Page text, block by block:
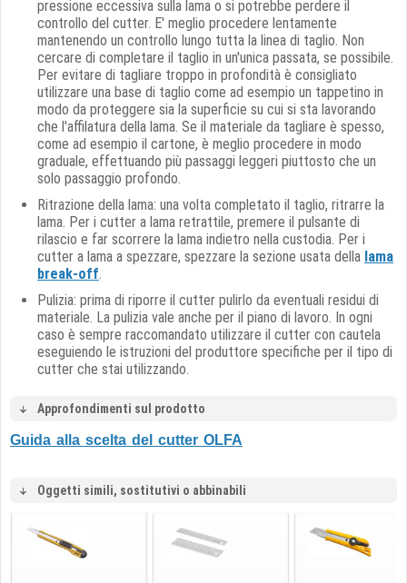
pressione eccessiva sulla lama o si potrebbe perdere il
controllo del cutter. E' meglio procedere lentamente
mantenendo un controllo lungo tutta la linea di taglio. Non
cercare di completare il taglio in un'unica passata, se possibile.
Per evitare di tagliare troppo in profondità è consigliato
utilizzare una base di taglio come ad esempio un tappetino in
modo da proteggere sia la superficie su cui si sta lavorando
che l'affilatura della lama. Se il materiale da tagliare è spesso,
come ad esempio il cartone, è meglio procedere in modo
graduale, effettuando più passaggi leggeri piuttosto che un
solo passaggio profondo.
Ritrazione della lama: una volta completato il taglio, ritrarre la
lama. Per i cutter a lama retrattile, premere il pulsante di
rilascio e far scorrere la lama indietro nella custodia. Per i
cutter a lama a spezzare, spezzare la sezione usata della lama
break-off.
Pulizia: prima di riporre il cutter pulirlo da eventuali residui di
materiale. La pulizia vale anche per il piano di lavoro. In ogni
caso è sempre raccomandato utilizzare il cutter con cautela
eseguiendo le istruzioni del produttore specifiche per il tipo di
cutter che stai utilizzando.
Approfondimenti sul prodotto
Guida alla scelta del cutter OLFA
Oggetti simili, sostitutivi o abbinabili